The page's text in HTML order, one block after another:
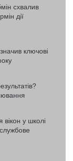
схвалив
дії
ключові
вікон у школі